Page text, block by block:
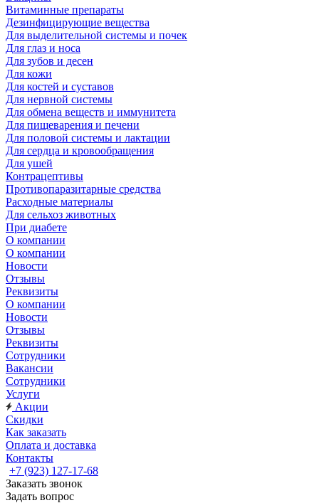
Витаминные препараты
Дезинфицирующие вещества
Для выделительной системы и почек
Для глаз и носа
Для зубов и десен
Для кожи
Для костей и суставов
Для нервной системы
Для обмена веществ и иммунитета
Для пищеварения и печени
Для половой системы и лактации
Для сердца и кровообращения
Для ушей
Контрацептивы
Противопаразитарные средства
Расходные материалы
Для сельхоз животных
При диабете
О компании
О компании
Новости
Отзывы
Реквизиты
О компании
Новости
Отзывы
Реквизиты
Сотрудники
Вакансии
Сотрудники
Услуги
Акции
Скидки
Как заказать
Оплата и доставка
Контакты
+7 (923) 127-17-68
Заказать звонок
Задать вопрос